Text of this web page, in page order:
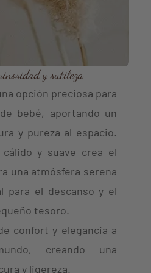
y sutileza
opción preciosa para
bebé, aportando un
y pureza al espacio.
y suave crea el
una atmósfera serena
para el descanso y el
tesoro.
confort y elegancia a
creando una
y ligereza.